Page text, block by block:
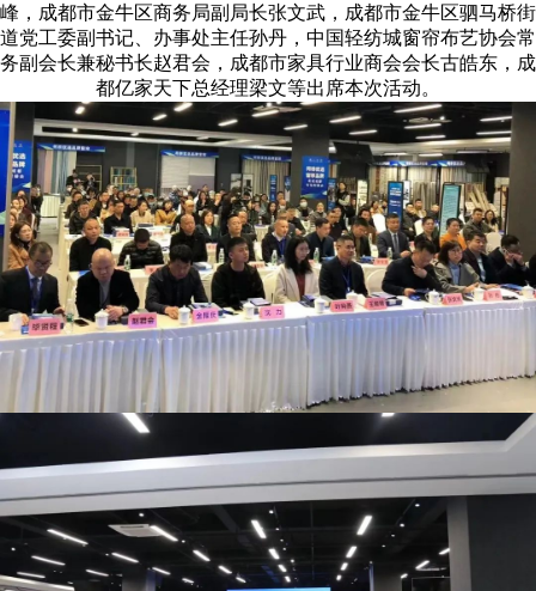
峰，成都市金牛区商务局副局长张文武，成都市金牛区驷马桥街
道党工委副书记、办事处主任孙丹，中国轻纺城窗帘布艺协会常
务副会长兼秘书长赵君会，成都市家具行业商会会长古皓东，成
都亿家天下总经理梁文等出席本次活动。